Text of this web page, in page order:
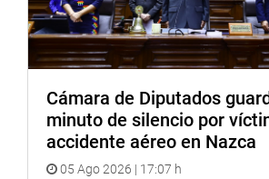
Cámara de Diputados
minuto de silencio por
accidente aéreo en Nazca
05 Ago 2026 | 17:07 h